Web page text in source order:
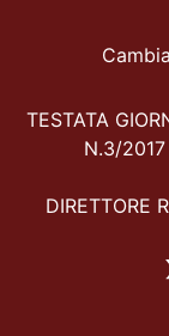
TESTATA
N.3/
DIRETTORE